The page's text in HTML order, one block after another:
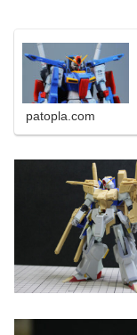
patopla.com